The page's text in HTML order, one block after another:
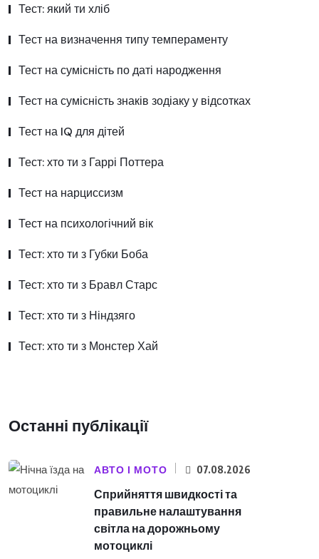
Тест: який ти хліб
Тест на визначення типу темпераменту
Тест на сумісність по даті народження
Тест на сумісність знаків зодіаку у відсотках
Тест на IQ для дітей
Тест: хто ти з Гаррі Поттера
Тест на нарциссизм
Тест на психологічний вік
Тест: хто ти з Губки Боба
Тест: хто ти з Бравл Старс
Тест: хто ти з Ніндзяго
Тест: хто ти з Монстер Хай
Останні публікації
АВТО І МОТО 07.08.2026
Сприйняття швидкості та
правильне налаштування
світла на дорожньому
мотоциклі